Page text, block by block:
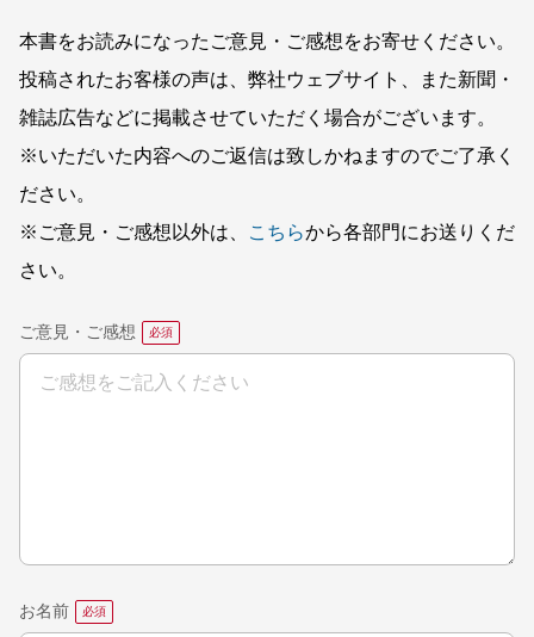
本書をお読みになったご意見・ご感想をお寄せください。
投稿されたお客様の声は、弊社ウェブサイト、また新聞・
雑誌広告などに掲載させていただく場合がございます。
※いただいた内容へのご返信は致しかねますのでご了承く
ださい。
※ご意見・ご感想以外は、
こちらから各部門にお送りくだ
さい。
ご意見・ご感想
お名前